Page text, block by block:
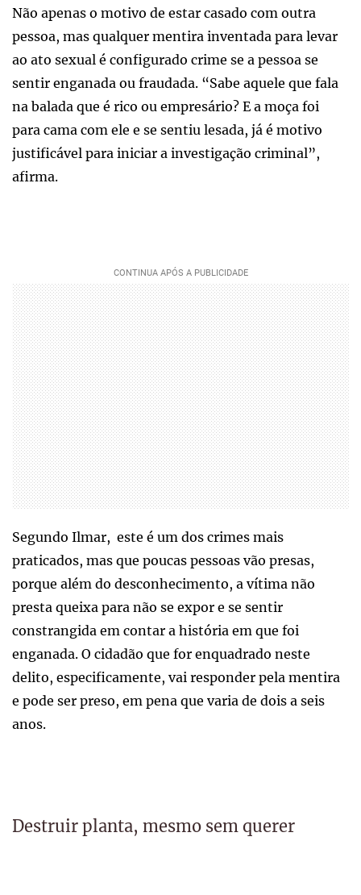
Não apenas o motivo de estar casado com outra
pessoa, mas qualquer mentira inventada para levar
ao ato sexual é configurado crime se a pessoa se
sentir enganada ou fraudada. “Sabe aquele que fala
na balada que é rico ou empresário? E a moça foi
para cama com ele e se sentiu lesada, já é motivo
justificável para iniciar a investigação criminal”,
afirma.
Segundo Ilmar, este é um dos crimes mais
praticados, mas que poucas pessoas vão presas,
porque além do desconhecimento, a vítima não
presta queixa para não se expor e se sentir
constrangida em contar a história em que foi
enganada. O cidadão que for enquadrado neste
delito, especificamente, vai responder pela mentira
e pode ser preso, em pena que varia de dois a seis
anos.
Destruir planta, mesmo sem querer